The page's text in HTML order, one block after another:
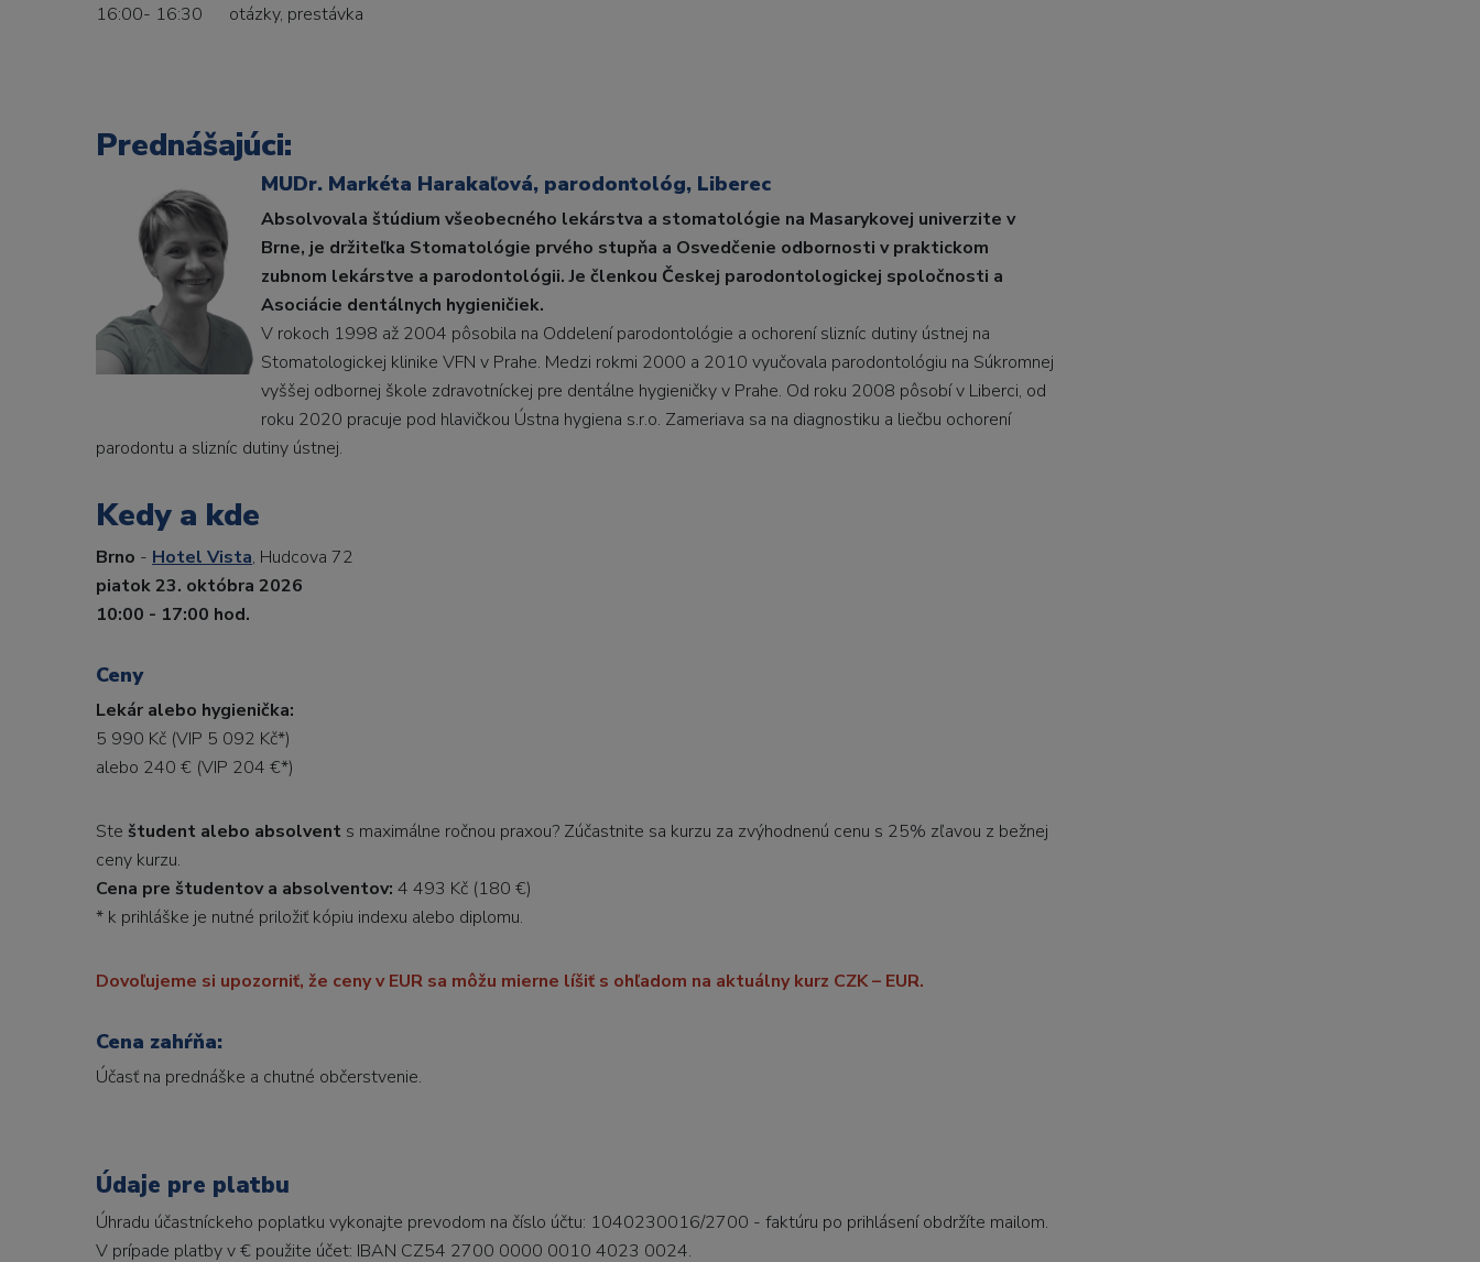
16:00- 16:30 otázky, prestávka
Prednášajúci:
MUDr. Markéta Harakaľová, parodontológ, Liberec
Absolvovala štúdium všeobecného lekárstva a stomatológie na Masarykovej univerzite v
Brne, je držiteľka Stomatológie prvého stupňa a Osvedčenie odbornosti v praktickom
zubnom lekárstve a parodontológii. Je členkou Českej parodontologickej spoločnosti a
Asociácie dentálnych hygieničiek.
V rokoch 1998 až 2004 pôsobila na Oddelení parodontológie a ochorení slizníc dutiny ústnej na
Stomatologickej klinike VFN v Prahe. Medzi rokmi 2000 a 2010 vyučovala parodontológiu na Súkromnej
vyššej odbornej škole zdravotníckej pre dentálne hygieničky v Prahe. Od roku 2008 pôsobí v Liberci, od
roku 2020 pracuje pod hlavičkou Ústna hygiena s.r.o. Zameriava sa na diagnostiku a liečbu ochorení
parodontu a slizníc dutiny ústnej.
Kedy a kde
Brno - Hotel Vista, Hudcova 72
piatok 23. októbra 2026
10:00 - 17:00 hod.
Ceny
Lekár alebo hygienička:
5 990 Kč (VIP 5 092 Kč*)
alebo 240 € (VIP 204 €*)
Ste študent alebo absolvent s maximálne ročnou praxou? Zúčastnite sa kurzu za zvýhodnenú cenu s 25% zľavou z bežnej
ceny kurzu.
Cena pre študentov a absolventov: 4 493 Kč (180 €)
* k prihláške je nutné priložiť kópiu indexu alebo diplomu.
Dovoľujeme si upozorniť, že ceny v EUR sa môžu mierne líšiť s ohľadom na aktuálny kurz CZK – EUR.
Cena zahŕňa:
Účasť na prednáške a chutné občerstvenie.
Údaje pre platbu
Úhradu účastníckeho poplatku vykonajte prevodom na číslo účtu: 1040230016/2700 - faktúru po prihlásení obdržíte mailom.
V prípade platby v € použite účet: IBAN CZ54 2700 0000 0010 4023 0024.